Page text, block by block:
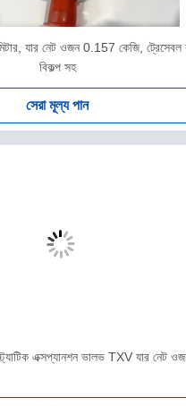
যার নেট ওজন 0.157 কেজি, ট্রেসেবল
বিকল্প সহ
সেরা মূল্য পান
এক্সপ্যানশন ভালভ TXV যার নেট